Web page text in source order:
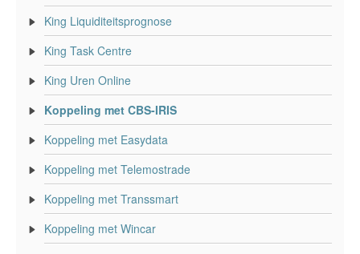
King Liquiditeitsprognose
King Task Centre
King Uren Online
Koppeling met CBS-IRIS
Koppeling met Easydata
Koppeling met Telemostrade
Koppeling met Transsmart
Koppeling met Wincar